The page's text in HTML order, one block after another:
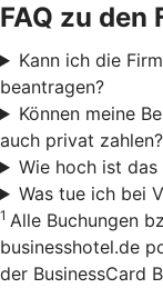
FAQ zu
Kann ich die
beantragen?
Können meine
auch privat zahlen?
Wie hoch ist
Was tue ich bei
1 Alle Buchungen
businesshotel.de
der BusinessCard